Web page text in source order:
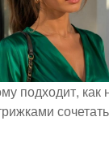
подходит, как